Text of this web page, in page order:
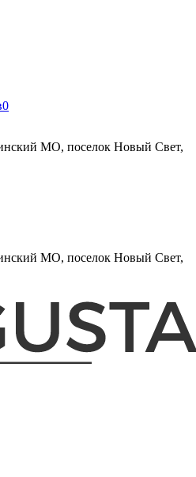
0
МО, поселок Новый Свет,
МО, поселок Новый Свет,